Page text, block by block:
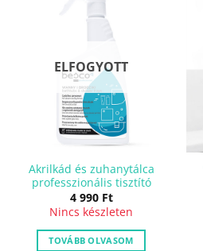
ELFOGYOTT
Akrilkád és zuhanytálca
professzionális tisztító
4 990 Ft
Nincs készleten
TOVÁBB OLVASOM